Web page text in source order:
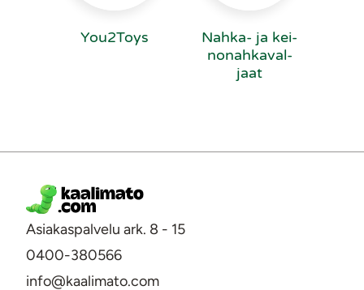
You2Toys
Nahka- ja kei­
no­nah­ka­val­
jaat
Asiakaspalvelu ark. 8 - 15
0400-380566
info@kaalimato.com